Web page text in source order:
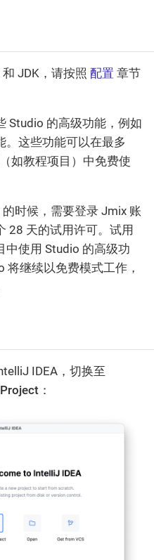
JDK，请按照 配置 章节
Studio 的高级功能，例如
。这些功能可以在最多
如教程项目）中免费使
时候，需要登录 Jmix 账
28 天的试用许可。试用
中使用 Studio 的高级功
继续以免费模式工作，
IDEA，切换至
：